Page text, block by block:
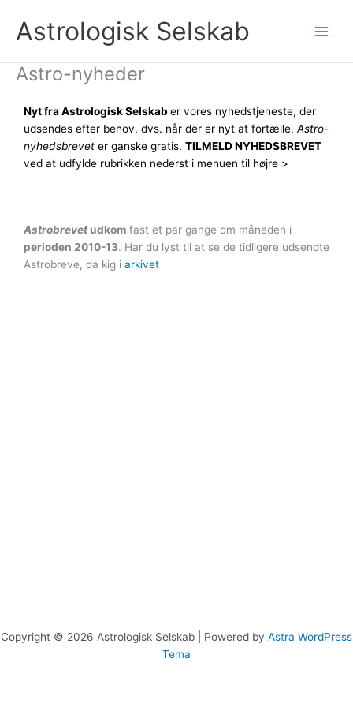
indholdet
Astrologisk Selskab
Astro-nyheder
Nyt fra Astrologisk Selskab er vores nyhedstjeneste, der
udsendes efter behov, dvs. når der er nyt at fortælle. Astro-
nyhedsbrevet er ganske gratis. TILMELD NYHEDSBREVET
ved at udfylde rubrikken nederst i menuen til højre >
Astrobrevetudkom fast et par gange om måneden i
perioden 2010-13. Har du lyst til at se de tidligere udsendte
Astrobreve, da kig i arkivet
Copyright © 2026 Astrologisk Selskab | Powered by Astra WordPress
Tema